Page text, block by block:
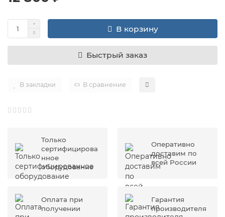
В корзину
Быстрый заказ
В закладки В сравнение
Только
сертифицирова
нное
оборудование
Оперативно
доставим по
всей России
Оплата при
получении
Гарантия
производителя